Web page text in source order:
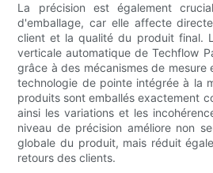
La précision est également
d'emballage, car elle affecte
client et la qualité du produit final.
verticale automatique de Techflow
grâce à des mécanismes de mesure
technologie de pointe intégrée à la
produits sont emballés exactement
ainsi les variations et les
niveau de précision améliore non
globale du produit, mais réduit
retours des clients.